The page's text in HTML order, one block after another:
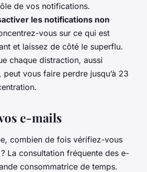
de vos notifications.
les notifications non
vous sur ce qui est
et laissez de côté le superflu.
chaque distraction, aussi
peut vous faire perdre jusqu’à 23
e-mails
combien de fois vérifiez-vous
La consultation fréquente des e-
consommatrice de temps.